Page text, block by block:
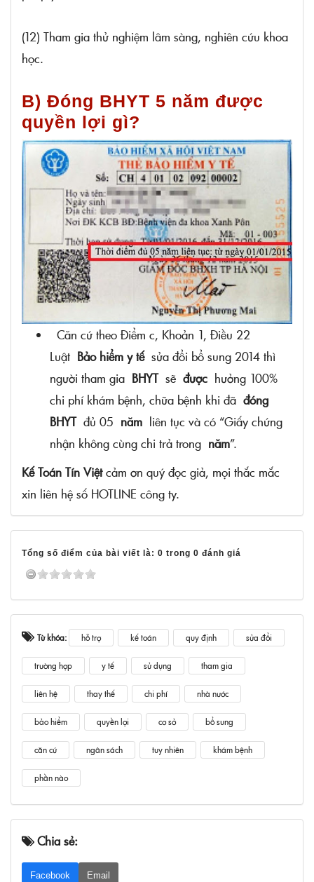
(12) Tham gia thử nghiệm lâm sàng, nghiên cứu khoa
học.
B) Đóng BHYT 5 năm được
quyền lợi gì?
Căn cứ theo Điểm c, Khoản 1, Điều 22
Luật Bảo hiểm y tếsửa đổi bổ sung 2014 thì
người tham gia BHYTsẽ được hưởng 100%
chi phí khám bệnh, chữa bệnh khi đã đóng
BHYTđủ 05 năm liên tục và có “Giấy chứng
nhận không cùng chi trả trong năm”.
Kế Toán Tín Việtcảm ơn quý đọc giả, mọi thắc mắc
xin liên hệ số HOTLINE công ty.
Tổng số điểm của bài viết là: 0 trong 0 đánh giá
Từ khóa: hỗ trợ kế toán quy định sửa đổi
trường hợp y tế sử dụng tham gia
liên hệ thay thế chi phí nhà nước
bảo hiểm quyền lợi cơ sở bổ sung
căn cứ ngân sách tuy nhiên khám bệnh
phần nào
Chia sẻ:
Facebook Email